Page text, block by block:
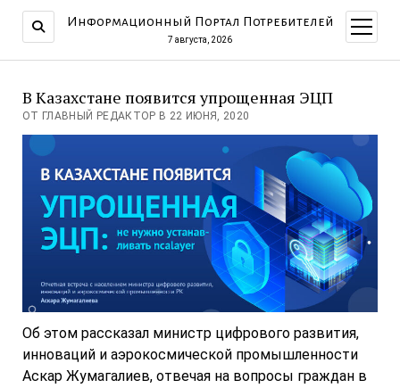
Информационный Портал Потребителей
7 августа, 2026
меню
В Казахстане появится упрощенная ЭЦП
ОТ ГЛАВНЫЙ РЕДАКТОР В 22 ИЮНЯ, 2020
Об этом рассказал министр цифрового развития,
инноваций и аэрокосмической промышленности
Аскар Жумагалиев, отвечая на вопросы граждан в